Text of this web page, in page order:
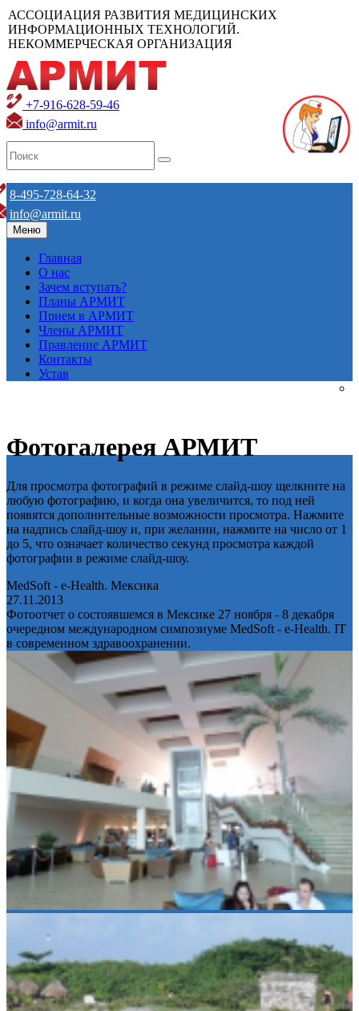
АССОЦИАЦИЯ РАЗВИТИЯ МЕДИЦИНСКИХ
ИНФОРМАЦИОННЫХ ТЕХНОЛОГИЙ.
НЕКОММЕРЧЕСКАЯ ОРГАНИЗАЦИЯ
+7-916-628-59-46
info@armit.ru
8-495-728-64-32
info@armit.ru
Меню
Главная
О нас
Зачем вступать?
Планы АРМИТ
Прием в АРМИТ
Члены АРМИТ
Правление АРМИТ
Контакты
Устав
Фотогалерея АРМИТ
Для просмотра фотографий в режиме слайд-шоу щелкните на
любую фотографию, и когда она увеличится, то под ней
появятся дополнительные возможности просмотра. Нажмите
на надпись слайд-шоу и, при желании, нажмите на число от 1
до 5, что означает количество секунд просмотра каждой
фотографии в режиме слайд-шоу.
MedSoft - e-Health. Мексика
27.11.2013
Фотоотчет о состоявшемся в Мексике 27 ноября - 8 декабря
очередном международном симпозиуме MedSoft - e-Health. IT
в современном здравоохранении.